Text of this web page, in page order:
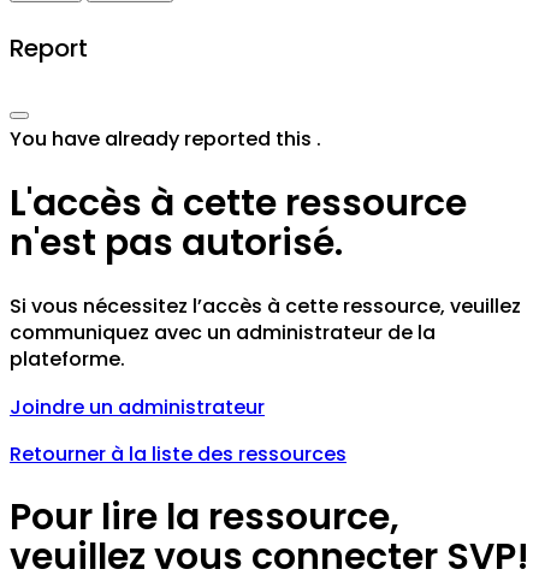
Report
You have already reported this .
L'accès à cette ressource
n'est pas autorisé.
Si vous nécessitez l’accès à cette ressource, veuillez
communiquez avec un administrateur de la
plateforme.
Joindre un administrateur
Retourner à la liste des ressources
Pour lire la ressource,
veuillez vous connecter SVP!